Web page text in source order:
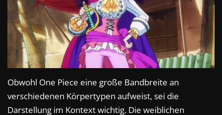
Obwohl One Piece eine große Bandbreite an
verschiedenen Körpertypen aufweist, sei die
Darstellung im Kontext wichtig. Die weiblichen